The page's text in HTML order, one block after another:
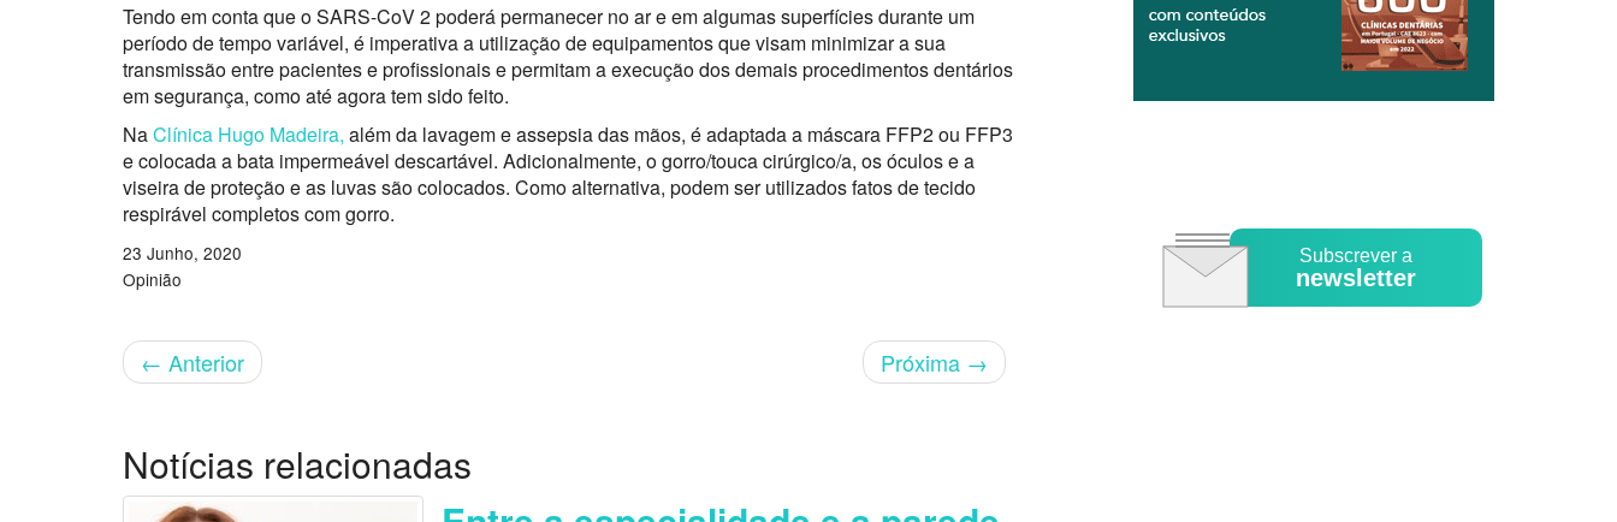
Tendo em conta que o SARS-CoV 2 poderá permanecer no ar e em algumas superfícies durante um
período de tempo variável, é imperativa a utilização de equipamentos que visam minimizar a sua
transmissão entre pacientes e profissionais e permitam a execução dos demais procedimentos dentários
em segurança, como até agora tem sido feito.
NaClínica Hugo Madeira, além da lavagem e assepsia das mãos, é adaptada a máscara FFP2 ou FFP3
e colocada a bata impermeável descartável. Adicionalmente, o gorro/touca cirúrgico/a, os óculos e a
viseira de proteção e as luvas são colocados. Como alternativa, podem ser utilizados fatos de tecido
respirável completos com gorro.
23 Junho, 2020
Opinião
← Anterior Próxima →
Subscrever a
newsletter
Notícias relacionadas